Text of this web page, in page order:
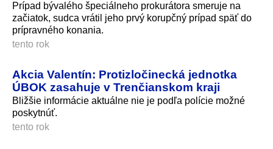
Prípad bývalého špeciálneho prokurátora smeruje na
začiatok, sudca vrátil jeho prvý korupčný prípad späť do
prípravného konania.
tento rok
Akcia Valentín: Protizločinecká jednotka
ÚBOK zasahuje v Trenčianskom kraji
Bližšie informácie aktuálne nie je podľa polície možné
poskytnúť.
tento rok